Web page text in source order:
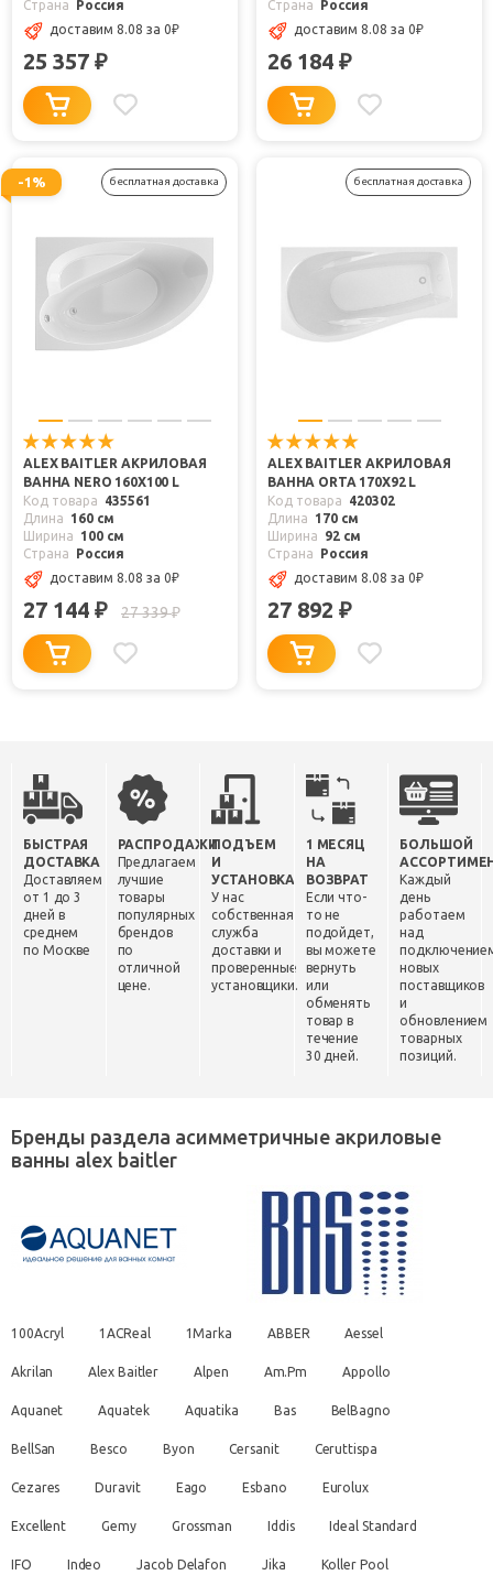
Страна
Россия
доставим 8.08 за 0₽
25 357 ₽
Страна
Россия
доставим 8.08 за 0₽
26 184 ₽
-1% бесплатная доставка
ALEX BAITLER АКРИЛОВАЯ
ВАННА NERO 160X100 L
Код товара
435561
Длина
160 см
Ширина
100 см
Страна
Россия
доставим 8.08 за 0₽
27 144 ₽ 27 339₽
бесплатная доставка
ALEX BAITLER АКРИЛОВАЯ
ВАННА ORTA 170Х92 L
Код товара
420302
Длина
170 см
Ширина
92 см
Страна
Россия
доставим 8.08 за 0₽
27 892 ₽
БЫСТРАЯ
ДОСТАВКА
Доставляем
от 1 до 3
дней в
среднем
по Москве
РАСПРОДАЖИ
Предлагаем
лучшие
товары
популярных
брендов
по
отличной
цене.
ПОДЪЕМ
И
УСТАНОВКА
У нас
собственная
служба
доставки и
проверенные
установщики.
1 МЕСЯЦ
НА
ВОЗВРАТ
Если что-
то не
подойдет,
вы можете
вернуть
или
обменять
товар в
течение
30 дней.
БОЛЬШОЙ
Каждый
день
работаем
над
новых
поставщиков
и
обновлением
товарных
позиций.
Бренды раздела асимметричные акриловые
ванны alex baitler
100Acryl 1ACReal 1Marka ABBER Aessel
Akrilan Alex Baitler Alpen Am.Pm Appollo
Aquanet Aquatek Aquatika Bas BelBagno
BellSan Besco Byon Cersanit Ceruttispa
Cezares Duravit Eago Esbano Eurolux
Excellent Gemy Grossman Iddis Ideal Standard
IFO Indeo Jacob Delafon Jika Koller Pool